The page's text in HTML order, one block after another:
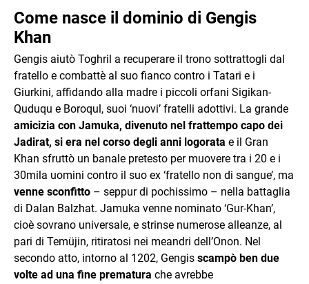
Come nasce il dominio di Gengis
Khan
Gengis aiutò Toghril a recuperare il trono sottrattogli dal
fratello e combattè al suo fianco contro i Tatari e i
Giurkini, affidando alla madre i piccoli orfani Sigikan-
Quduqu e Boroqul, suoi ‘nuovi’ fratelli adottivi. La grande
amicizia con Jamuka, divenuto nel frattempo capo dei
Jadirat, si era nel corso degli anni logorata e il Gran
Khan sfruttò un banale pretesto per muovere tra i 20 e i
30mila uomini contro il suo ex ‘fratello non di sangue’, ma
venne sconfitto – seppur di pochissimo – nella battaglia
di Dalan Balzhat. Jamuka venne nominato ‘Gur-Khan’,
cioè sovrano universale, e strinse numerose alleanze, al
pari di Temüjin, ritiratosi nei meandri dell’Onon. Nel
secondo atto, intorno al 1202, Gengis scampò ben due
volte ad una fine prematura che avrebbe